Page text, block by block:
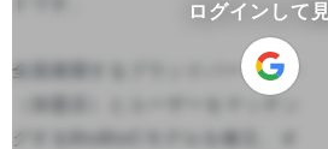
全国展開するブランドパートナー
グするBtoBtoCモデルを確立。オ
ログインして